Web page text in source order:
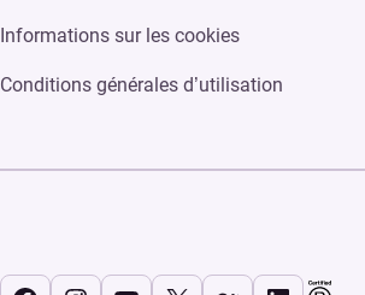
Informations sur les cookies
Conditions générales d’utilisation